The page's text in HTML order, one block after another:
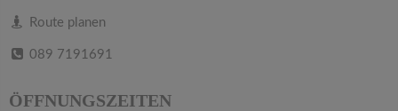
Route planen
089 7191691
ÖFFNUNGSZEITEN